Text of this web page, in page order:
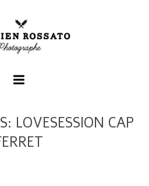
+
LOVESESSION CAP